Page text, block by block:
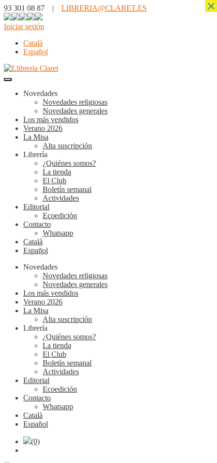
93 301 08 87 | LIBRERIA@CLARET.ES
Iniciar sesión
Català
Español
Novedades
Novedades religiosas
Novedades generales
Los más vendidos
Verano 2026
La Misa
Alta suscripción
Librería
¿Quiénes somos?
La tienda
El Club
Boletín semanal
Actividades
Editorial
Ecoedición
Contacto
Whatsapp
Català
Español
Novedades
Novedades religiosas
Novedades generales
Los más vendidos
Verano 2026
La Misa
Alta suscripción
Librería
¿Quiénes somos?
La tienda
El Club
Boletín semanal
Actividades
Editorial
Ecoedición
Contacto
Whatsapp
Català
Español
(0)
×